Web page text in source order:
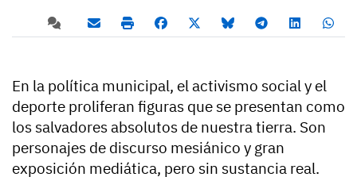
En la política municipal, el activismo social y el
deporte proliferan figuras que se presentan como
los salvadores absolutos de nuestra tierra. Son
personajes de discurso mesiánico y gran
exposición mediática, pero sin sustancia real.